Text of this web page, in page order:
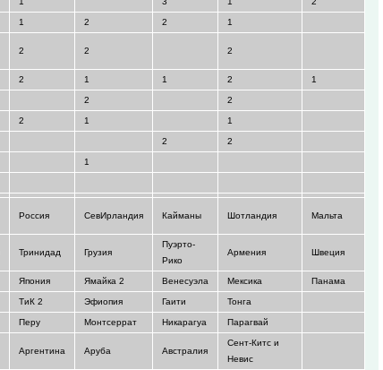
1 2 2 1
2 2 2
2 1 1 2 1
2 2
2 1 1
2 2
1
Россия СевИрландия Кайманы Шотландия Мальта
Тринидад Грузия
Пуэрто-
Рико
Армения Швеция
Япония Ямайка 2 Венесуэла Мексика Панама
ТиК 2 Эфиопия Гаити Тонга
Перу Монтсеррат Никарагуа Парагвай
Аргентина Аруба Австралия
Сент-Китс и
Невис